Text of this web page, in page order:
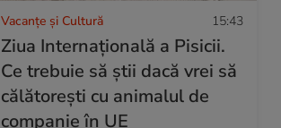
Vacanțe și Cultură 15:43
Ziua Internațională a Pisicii.
Ce trebuie să știi dacă vrei să
călătorești cu animalul de
companie în UE